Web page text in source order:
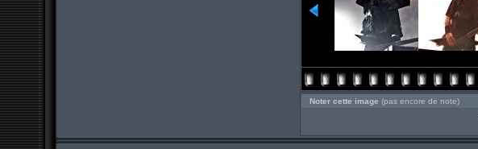
Noter cette image (pas encore de note)